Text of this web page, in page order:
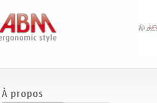
À propos